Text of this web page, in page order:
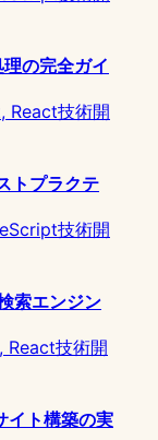
の完全ガイ
React技術開
トプラクテ
技術開
索エンジン
React技術開
イト構築の実